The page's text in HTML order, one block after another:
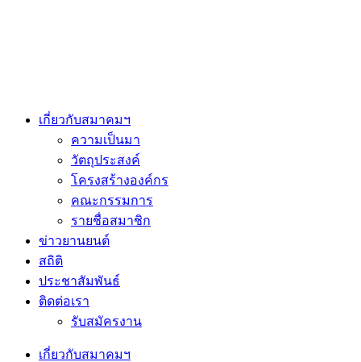
เกี่ยวกับสมาคมฯ
ความเป็นมา
วัตถุประสงค์
โครงสร้างองค์กร
คณะกรรมการ
รายชื่อสมาชิก
ข่าวยานยนต์
สถิติ
ประชาสัมพันธ์
ติดต่อเรา
รับสมัครงาน
เกี่ยวกับสมาคมฯ